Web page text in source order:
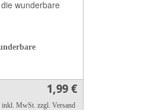
1,99 €
inkl. MwSt. zzgl. Versand